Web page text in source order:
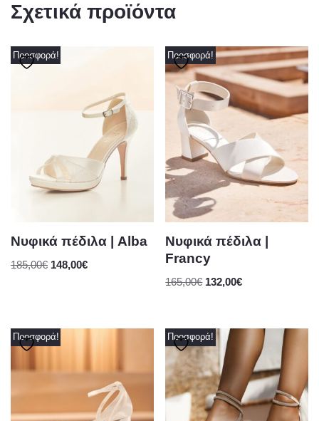
Σχετικά προϊόντα
Προσφορά!
Νυφικά πέδιλα | Alba
185,00€ 148,00€
Προσφορά!
Νυφικά πέδιλα |
Francy
165,00€ 132,00€
Προσφορά! Προσφορά!